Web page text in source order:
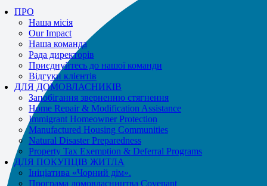
Impacted by the recent wildfires?Допомога доступна!
877-894-4663
ПРО
Наша місія
Our Impact
Наша команда
Рада директорів
Приєднуйтесь до нашої команди
Відгуки клієнтів
ДЛЯ ДОМОВЛАСНИКІВ
Запобігання зверненню стягнення
Home Repair & Modification Assistance
Immigrant Homeowner Protection
Manufactured Housing Communities
Natural Disaster Preparedness
Property Tax Exemption & Deferral Programs
ДЛЯ ПОКУПЦІВ ЖИТЛА
Ініціатива «Чорний дім».
Програма домовласництва Covenant